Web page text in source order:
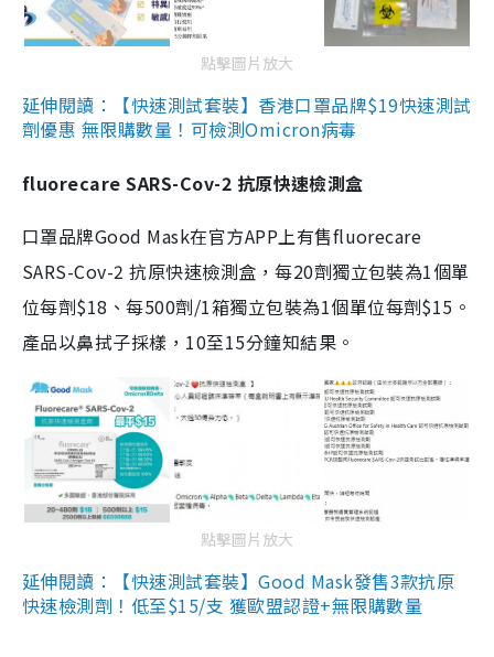
點擊圖片放大
延伸閱讀：【快速測試套裝】香港口罩品牌$19快速測試
劑優惠 無限購數量！可檢測Omicron病毒
fluorecare SARS-Cov-2 抗原快速檢測盒
口罩品牌Good Mask在官方APP上有售fluorecare
SARS-Cov-2 抗原快速檢測盒，每20劑獨立包裝為1個單
位每劑$18、每500劑/1箱獨立包裝為1個單位每劑$15。
產品以鼻拭子採樣，10至15分鐘知結果。
點擊圖片放大
延伸閱讀：【快速測試套裝】Good Mask發售3款抗原
快速檢測劑！低至$15/支 獲歐盟認證+無限購數量